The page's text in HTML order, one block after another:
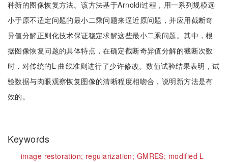
种新的图像恢复方法。该方法基于Arnoldi过程，用一系列规模远
小于原不适定问题的最小二乘问题来逼近原问题，并应用截断奇
异值分解正则化技术保证稳定求解这些最小二乘问题。其中，根
据图像恢复问题的具体特点，在确定截断奇异值分解的截断次数
时，对传统的L 曲线准则进行了少许修改。数值试验结果表明，试
验数据与肉眼观察恢复图像的清晰程度相吻合，说明新方法是有
效的。
Keywords
image restoration; regularization; GMRES; modified L